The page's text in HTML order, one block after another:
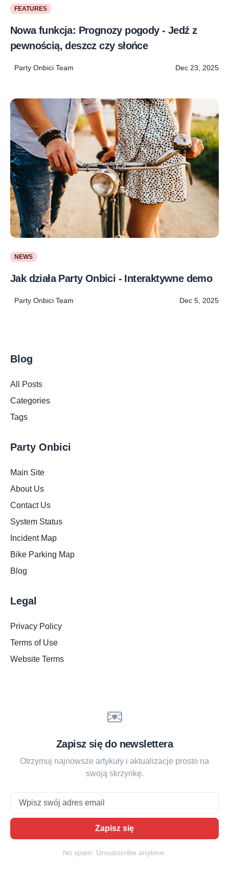
FEATURES
Nowa funkcja: Prognozy pogody - Jedź z
pewnością, deszcz czy słońce
Party Onbici Team Dec 23, 2025
NEWS
Jak działa Party Onbici - Interaktywne demo
Party Onbici Team Dec 5, 2025
Blog
All Posts
Categories
Tags
Party Onbici
Main Site
About Us
Contact Us
System Status
Incident Map
Bike Parking Map
Blog
Legal
Privacy Policy
Terms of Use
Website Terms
Zapisz się do newslettera
Otrzymuj najnowsze artykuły i aktualizacje prosto na
swoją skrzynkę.
Zapisz się
No spam. Unsubscribe anytime.